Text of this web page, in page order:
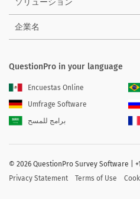
企業名
QuestionPro in your language
Encuestas Online
Umfrage Software
برامج للمسح
© 2026 QuestionPro Survey Software |
Privacy Statement
Terms of Use